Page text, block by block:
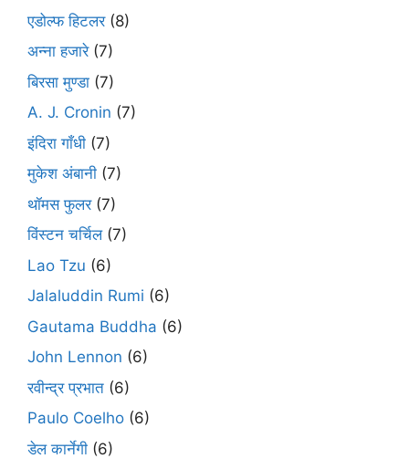
एडोल्फ हिटलर(8)
अन्ना हजारे(7)
बिरसा मुण्डा (7)
A. J. Cronin (7)
इंदिरा गाँधी (7)
मुकेश अंबानी (7)
थॉमस फुलर(7)
विंस्टन चर्चिल(7)
Lao Tzu (6)
Jalaluddin Rumi (6)
Gautama Buddha (6)
John Lennon (6)
रवीन्द्र प्रभात (6)
Paulo Coelho (6)
डेल कार्नेगी (6)